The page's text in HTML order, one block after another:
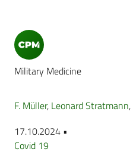
Military Medicine
F. Müller, Leonard Stratmann,
17.10.2024 •
Covid 19